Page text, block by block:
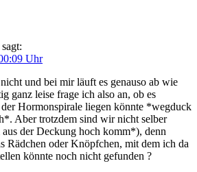
sagt:
Uhr
und bei mir läuft es genauso ab wie
ganz leise frage ich also an, ob es
Hormonspirale liegen könnte *wegduck
Aber trotzdem sind wir nicht selber
der Deckung hoch komm*), denn
Rädchen oder Knöpfchen, mit dem ich da
könnte noch nicht gefunden ?